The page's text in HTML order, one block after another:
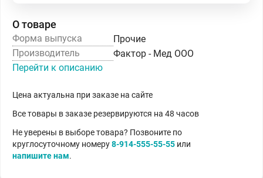
О товаре
Форма выпуска
Прочие
Производитель
Фактор - Мед ООО
Перейти к описанию
Цена актуальна при заказе на сайте
Все товары в заказе резервируются на 48 часов
Не уверены в выборе товара? Позвоните по
круглосуточному номеру8-914-555-55-55 или
напишите нам.